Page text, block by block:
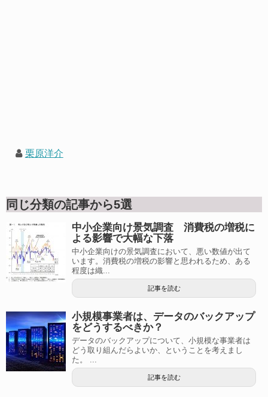
栗原洋介
同じ分類の記事から5選
中小企業向け景気調査 消費税の増税に
よる影響で大幅な下落
中小企業向けの景気調査において、悪い数値が出て
います。消費税の増税の影響と思われるため、ある
程度は織...
記事を読む
小規模事業者は、データのバックアップ
をどうするべきか？
データのバックアップについて、小規模な事業者は
どう取り組んだらよいか、ということを考えまし
た。 ...
記事を読む